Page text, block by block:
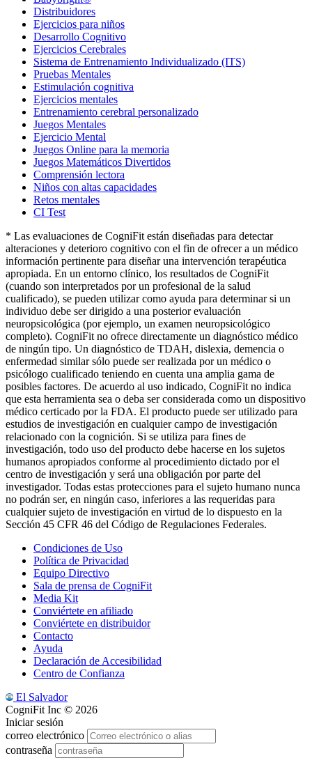
Distribuidores
Ejercicios para niños
Desarrollo Cognitivo
Ejercicios Cerebrales
Sistema de Entrenamiento Individualizado (ITS)
Pruebas Mentales
Estimulación cognitiva
Ejercicios mentales
Entrenamiento cerebral personalizado
Juegos Mentales
Ejercicio Mental
Juegos Online para la memoria
Juegos Matemáticos Divertidos
Comprensión lectora
Niños con altas capacidades
Retos mentales
CI Test
* Las evaluaciones de CogniFit están diseñadas para detectar
alteraciones y deterioro cognitivo con el fin de ofrecer a un médico
información pertinente para diseñar una intervención terapéutica
apropiada. En un entorno clínico, los resultados de CogniFit
(cuando son interpretados por un profesional de la salud
cualificado), se pueden utilizar como ayuda para determinar si un
individuo debe ser dirigido a una posterior evaluación
neuropsicológica (por ejemplo, un examen neuropsicológico
completo). CogniFit no ofrece directamente un diagnóstico médico
de ningún tipo. Un diagnóstico de TDAH, dislexia, demencia o
enfermedad similar sólo puede ser realizada por un médico o
psicólogo cualificado teniendo en cuenta una amplia gama de
posibles factores. De acuerdo al uso indicado, CogniFit no indica
que esta herramienta sea o deba ser considerada como un dispositivo
médico certicado por la FDA. El producto puede ser utilizado para
estudios de investigación en cualquier campo de investigación
relacionado con la cognición. Si se utiliza para fines de
investigación, todo uso del producto debe hacerse en los sujetos
humanos apropiados conforme al procedimiento dictado por el
centro de investigación y será una obligación por parte del
investigador. Todas estas protecciones para el sujeto humano nunca
no podrán ser, en ningún caso, inferiores a las requeridas para
cualquier sujeto de investigación en virtud de lo dispuesto en la
Sección 45 CFR 46 del Código de Regulaciones Federales.
Condiciones de Uso
Política de Privacidad
Equipo Directivo
Sala de prensa de CogniFit
Media Kit
Conviértete en afiliado
Conviértete en distribuidor
Contacto
Ayuda
Declaración de Accesibilidad
Centro de Confianza
El Salvador
CogniFit Inc © 2026
Iniciar sesión
correo electrónico
contraseña